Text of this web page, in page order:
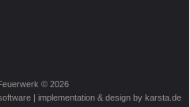
© 2026
| implementation & design by karsta.de